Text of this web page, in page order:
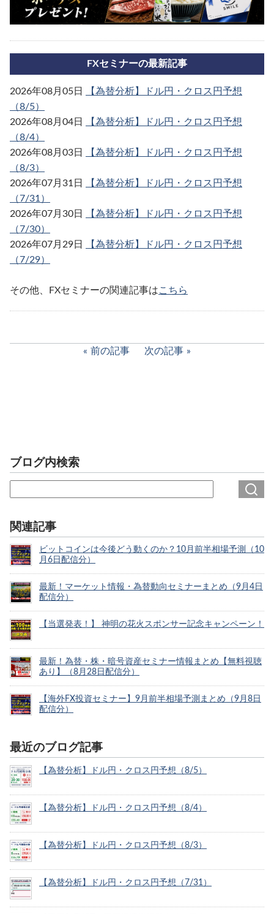
FXセミナーの最新記事
2026年08月05日
【為替分析】ドル円・クロス円予想
（8/5）
2026年08月04日
【為替分析】ドル円・クロス円予想
（8/4）
2026年08月03日
【為替分析】ドル円・クロス円予想
（8/3）
2026年07月31日
【為替分析】ドル円・クロス円予想
（7/31）
2026年07月30日
【為替分析】ドル円・クロス円予想
（7/30）
2026年07月29日
【為替分析】ドル円・クロス円予想
（7/29）
その他、FXセミナーの関連記事はこちら
前の記事 次の記事
ブログ内検索
関連記事
ビットコインは今後どう動くのか？10月前半相場予測（10
月6日配信分）
最新！マーケット情報・為替動向セミナーまとめ（9月4日
配信分）
【当選発表！】 神明の花火スポンサー記念キャンペーン！
最新！為替・株・暗号資産セミナー情報まとめ【無料視聴
あり】（8月28日配信分）
【海外FX投資セミナー】9月前半相場予測まとめ（9月8日
配信分）
最近のブログ記事
【為替分析】ドル円・クロス円予想（8/5）
【為替分析】ドル円・クロス円予想（8/4）
【為替分析】ドル円・クロス円予想（8/3）
【為替分析】ドル円・クロス円予想（7/31）